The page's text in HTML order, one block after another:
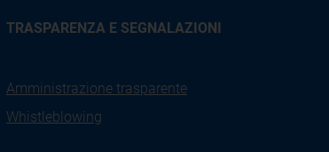
TRASPARENZA E SEGNALAZIONI
Amministrazione trasparente
Whistleblowing